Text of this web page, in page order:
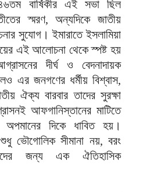
বার্ষিকীর এই সভা ছিল
স্মরণ, অন্যদিকে জাতীয়
সুযোগ। ইমারাতে ইসলামিয়া
এই আলোচনা থেকে স্পষ্ট হয়
দীর্ঘ ও বেদনাদায়ক
এর জনগণের ধর্মীয় বিশ্বাস,
ঐক্য বারবার তাদের সুরক্ষা
আফগানিস্তানের মাটিতে
দিকে ধাবিত হয়।
ভৌগোলিক সীমানা নয়, বরং
জন্য এক ঐতিহাসিক